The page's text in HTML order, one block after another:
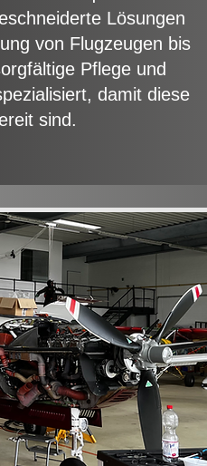
Lösungen
von Flugzeugen bis
Pflege und
damit diese
sind.